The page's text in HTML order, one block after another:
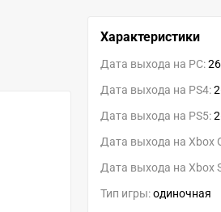
Характеристики
Дата выхода на PC:
Дата выхода на PS4:
Дата выхода на PS5:
Дата выхода на Xbox
Дата выхода на Xbox
Тип игры:одиночная